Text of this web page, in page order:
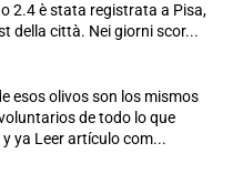
2.4 è stata registrata a Pisa,
della città. Nei giorni scor...
esos olivos son los mismos
de todo lo que
ya Leer artículo com...